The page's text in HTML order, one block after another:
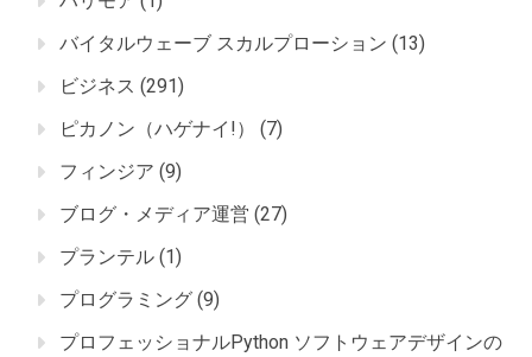
バイタルウェーブ スカルプローション (13)
ビジネス (291)
ピカノン（ハゲナイ!）
(7)
フィンジア (9)
ブログ・メディア運営 (27)
プランテル (1)
プログラミング (9)
プロフェッショナルPython ソフトウェアデザインの